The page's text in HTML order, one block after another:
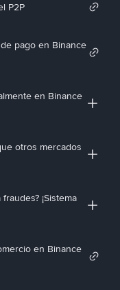
P2P
pago en Binance
en Binance
otros mercados
¡Sistema
en Binance